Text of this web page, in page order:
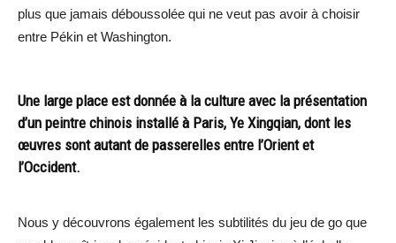
plus que jamais déboussolée qui ne veut pas avoir à choisir
entre Pékin et Washington.
Une large place est donnée à la culture avec la présentation
d’un peintre chinois installé à Paris, Ye Xingqian, dont les
œuvres sont autant de passerelles entre l’Orient et
l’Occident.
Nous y découvrons également les subtilités du jeu de go que